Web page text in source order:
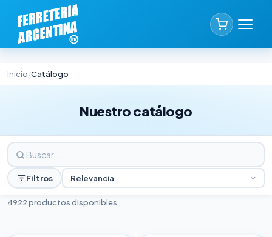
Inicio/Catálogo
Nuestro catálogo
Filtros Relevancia
4922 productos disponibles